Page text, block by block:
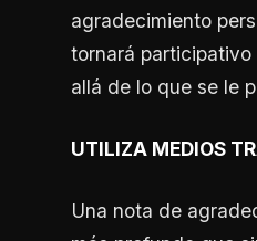
agradecimiento
tornará
allá de lo que se le
UTILIZA MEDIOS
Una nota de